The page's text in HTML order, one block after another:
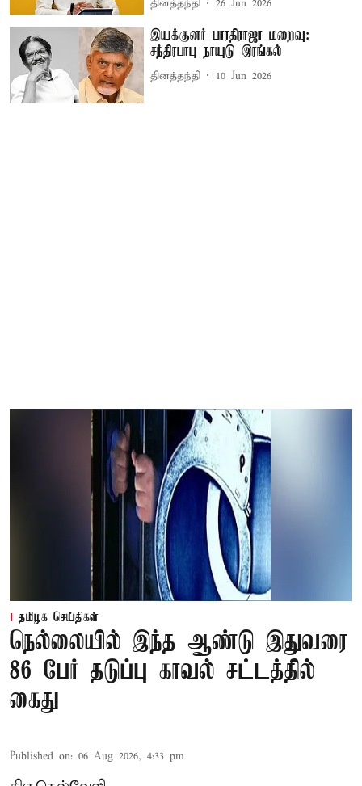
தினத்தந்தி 26 Jun 2026
இயக்குனர் பாரதிராஜா மறைவு:
சந்திரபாபு நாயுடு இரங்கல்
தினத்தந்தி 10 Jun 2026
தமிழக செய்திகள்
நெல்லையில் இந்த ஆண்டு இதுவரை
86 பேர் தடுப்பு காவல் சட்டத்தில்
கைது
Published on: 06 Aug 2026, 4:33 pm